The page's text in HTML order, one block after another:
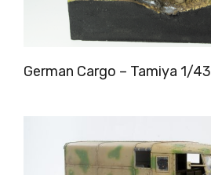
German Cargo – Tamiya 1/43